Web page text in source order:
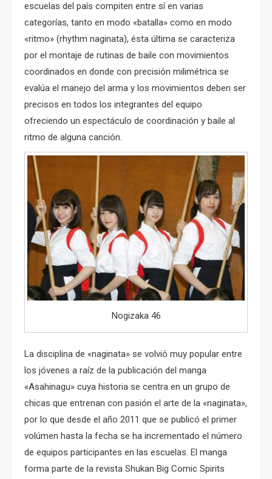
escuelas del país compiten entre sí en varias
categorías, tanto en modo «batalla» como en modo
«ritmo» (rhythm naginata), ésta última se caracteriza
por el montaje de rutinas de baile con movimientos
coordinados en donde con precisión milimétrica se
evalúa el manejo del arma y los movimientos deben ser
precisos en todos los integrantes del equipo
ofreciendo un espectáculo de coordinación y baile al
ritmo de alguna canción.
Nogizaka 46
La disciplina de «naginata» se volvió muy popular entre
los jóvenes a raíz de la publicación del manga
«Asahinagu» cuya historia se centra en un grupo de
chicas que entrenan con pasión el arte de la «naginata»,
por lo que desde el año 2011 que se publicó el primer
volúmen hasta la fecha se ha incrementado el número
de equipos participantes en las escuelas. El manga
forma parte de la revista Shukan Big Comic Spirits